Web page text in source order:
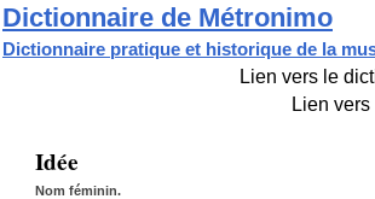
Dictionnaire de Métronimo
Dictionnaire pratique et historique de la
Lien vers le
Lien vers
Idée
Nom féminin.